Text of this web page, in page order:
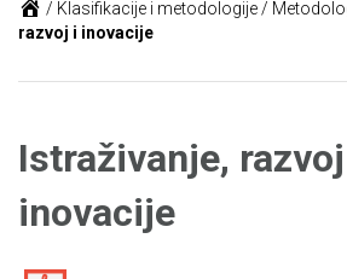
/ Klasifikacije i metodologije/
razvoj i inovacije
Istraživanje,
inovacije